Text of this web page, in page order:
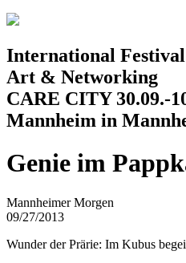
Jump to navigation
International
Art & Networking
CARE CITY 30.09.-
Mannheim in
Genie im
Mannheimer Morgen
09/27/2013
Wunder der Prärie: Im Kubus